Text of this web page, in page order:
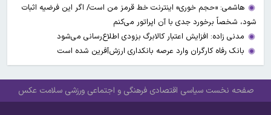
هاشمی: «حجم خوری» اینترنت خط قرمز من است/ اگر این فرضیه اثبات
شود، شخصاً برخورد جدی با آن اپراتور می‌کنم
مدنی زاده: افزایش اعتبار کالابرگ بزودی اطلاع‌رسانی می‌شود
بانک رفاه کارگران وارد عرصه بانکداری ارزش‌آفرین شده است
صفحه نخست سیاسی اقتصادی فرهنگی و اجتماعی ورزشی سلامت عکس